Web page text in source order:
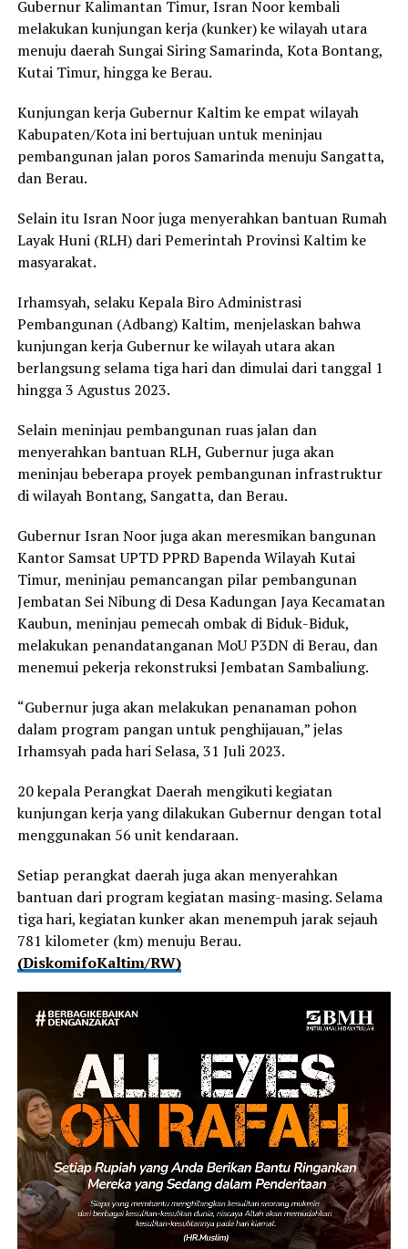
Gubernur Kalimantan Timur, Isran Noor kembali
melakukan kunjungan kerja (kunker) ke wilayah utara
menuju daerah Sungai Siring Samarinda, Kota Bontang,
Kutai Timur, hingga ke Berau.
Kunjungan kerja Gubernur Kaltim ke empat wilayah
Kabupaten/Kota ini bertujuan untuk meninjau
pembangunan jalan poros Samarinda menuju Sangatta,
dan Berau.
Selain itu Isran Noor juga menyerahkan bantuan Rumah
Layak Huni (RLH) dari Pemerintah Provinsi Kaltim ke
masyarakat.
Irhamsyah, selaku Kepala Biro Administrasi
Pembangunan (Adbang) Kaltim, menjelaskan bahwa
kunjungan kerja Gubernur ke wilayah utara akan
berlangsung selama tiga hari dan dimulai dari tanggal 1
hingga 3 Agustus 2023.
Selain meninjau pembangunan ruas jalan dan
menyerahkan bantuan RLH, Gubernur juga akan
meninjau beberapa proyek pembangunan infrastruktur
di wilayah Bontang, Sangatta, dan Berau.
Gubernur Isran Noor juga akan meresmikan bangunan
Kantor Samsat UPTD PPRD Bapenda Wilayah Kutai
Timur, meninjau pemancangan pilar pembangunan
Jembatan Sei Nibung di Desa Kadungan Jaya Kecamatan
Kaubun, meninjau pemecah ombak di Biduk-Biduk,
melakukan penandatanganan MoU P3DN di Berau, dan
menemui pekerja rekonstruksi Jembatan Sambaliung.
“Gubernur juga akan melakukan penanaman pohon
dalam program pangan untuk penghijauan,” jelas
Irhamsyah pada hari Selasa, 31 Juli 2023.
20 kepala Perangkat Daerah mengikuti kegiatan
kunjungan kerja yang dilakukan Gubernur dengan total
menggunakan 56 unit kendaraan.
Setiap perangkat daerah juga akan menyerahkan
bantuan dari program kegiatan masing-masing. Selama
tiga hari, kegiatan kunker akan menempuh jarak sejauh
781 kilometer (km) menuju Berau.
(DiskomifoKaltim/RW)